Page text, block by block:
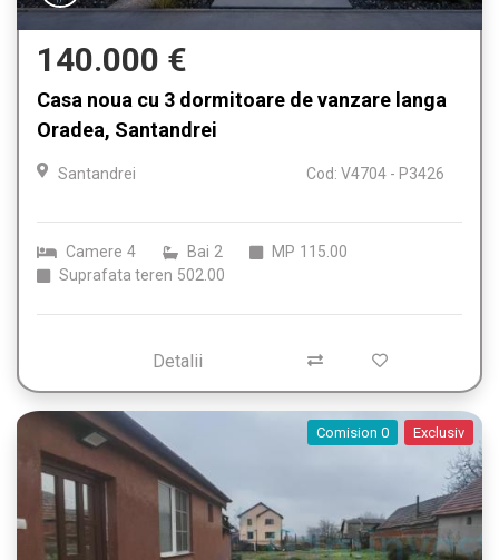
140.000 €
Casa noua cu 3 dormitoare de vanzare langa
Oradea, Santandrei
Santandrei Cod: V4704 - P3426
Camere 4 Bai 2 MP 115.00
Suprafata teren 502.00
Detalii
Comision 0 Exclusiv